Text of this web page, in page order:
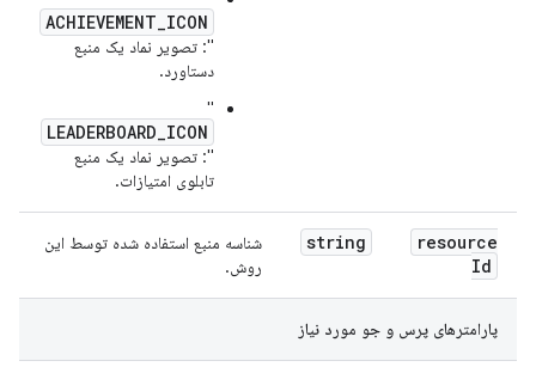
ACHIEVEMENT_ICON
": تصویر نماد یک منبع
دستاورد.
"
LEADERBOARD_ICON
": تصویر نماد یک منبع
تابلوی امتیازات.
resource
Id
string
شناسه منبع استفاده شده توسط این
روش.
پارامترهای پرس و جو مورد نیاز